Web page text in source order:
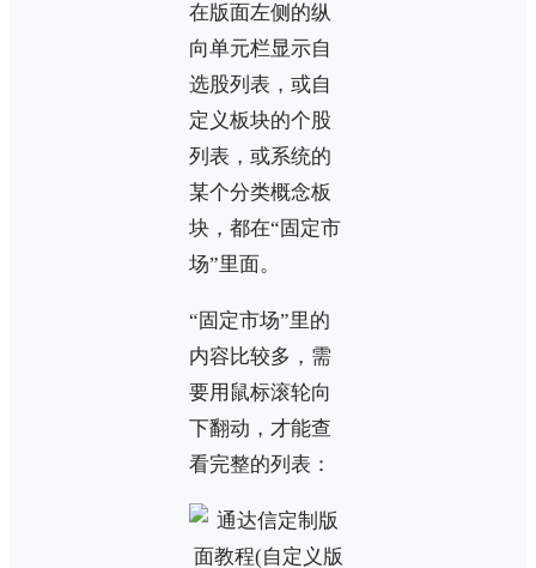
在版面左侧的纵
向单元栏显示自
选股列表，或自
定义板块的个股
列表，或系统的
某个分类概念板
块，都在“固定市
场”里面。
“固定市场”里的
内容比较多，需
要用鼠标滚轮向
下翻动，才能查
看完整的列表：